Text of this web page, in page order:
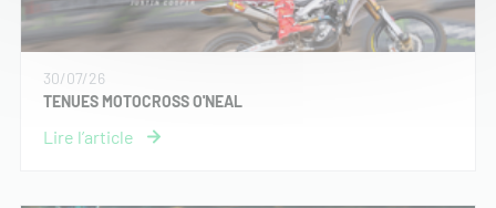
30/07/26
TENUES MOTOCROSS O'NEAL